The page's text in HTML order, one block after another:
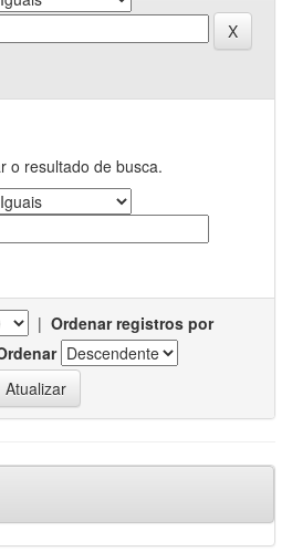
o resultado de busca.
| Ordenar registros por